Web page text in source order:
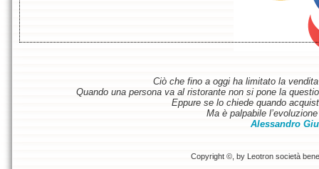
Ciò che fino a oggi ha limitato la
Quando una persona va al ristorante non si pone la
Eppure se lo chiede quando
Ma è palpabile
Alessandro
Copyright ©, by Leotron società